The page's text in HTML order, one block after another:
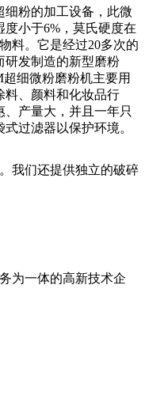
细粉的加工设备，此微
小于6%，莫氏硬度在
料。它是经过20多次的
研发制造的新型磨粉
细微粉磨粉机主要用
料、颜料和化妆品行
产量大，并且一年只
过滤器以保护环境。
我们还提供独立的破碎
为一体的高新技术企